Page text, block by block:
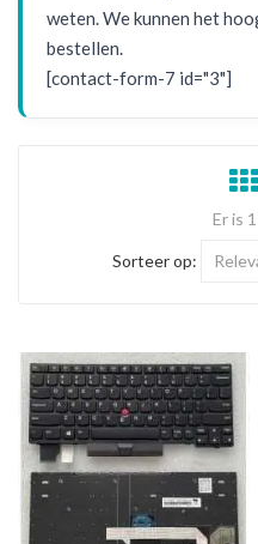
weten. We kunnen het
bestellen.
[contact-form-7 id="3"]
Er is
Sorteer op: